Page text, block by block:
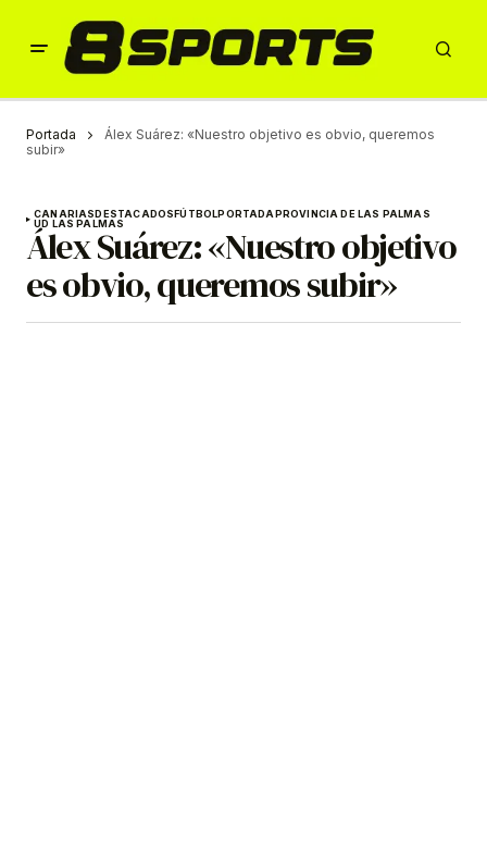
Portada
Álex Suárez: «Nuestro objetivo es obvio, queremos
subir»
CANARIASDESTACADOSFÚTBOLPORTADAPROVINCIA DE LAS PALMAS
UD LAS PALMAS
Álex Suárez: «Nuestro objetivo
es obvio, queremos subir»